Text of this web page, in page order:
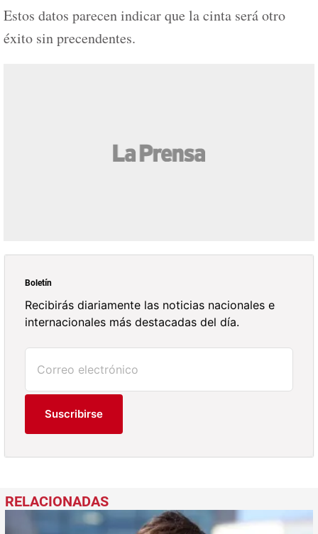
Estos datos parecen indicar que la cinta será otro
éxito sin precendentes.
Boletín
Recibirás diariamente las noticias nacionales e
internacionales más destacadas del día.
Suscribirse